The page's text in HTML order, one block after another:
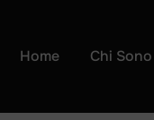
Home Chi Sono